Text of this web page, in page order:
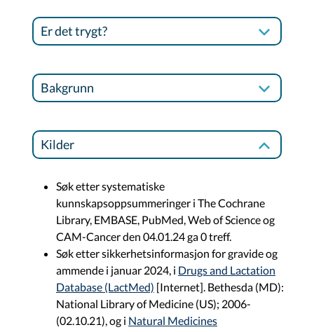
Er det trygt?
Bakgrunn
Kilder
Søk etter systematiske
kunnskapsoppsummeringer i The Cochrane
Library, EMBASE, PubMed, Web of Science og
CAM-Cancer den 04.01.24 ga 0 treff.
Søk etter sikkerhetsinformasjon for gravide og
ammende i januar 2024, i Drugs and Lactation
Database (LactMed) [Internet]. Bethesda (MD):
National Library of Medicine (US); 2006-
(02.10.21), og i Natural Medicines